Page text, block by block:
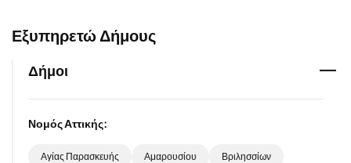
Εξυπηρετώ Δήμους
Δήμοι
Νομός Αττικής:
Αγίας Παρασκευής Αμαρουσίου Βριλησσίων